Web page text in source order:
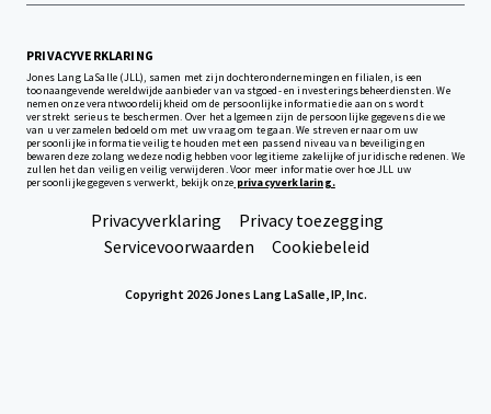
PRIVACYVERKLARING
Jones Lang LaSalle (JLL), samen met zijn dochterondernemingen en filialen, is een
toonaangevende wereldwijde aanbieder van vastgoed- en investeringsbeheerdiensten. We
nemen onze verantwoordelijkheid om de persoonlijke informatie die aan ons wordt
verstrekt serieus te beschermen. Over het algemeen zijn de persoonlijke gegevens die we
van u verzamelen bedoeld om met uw vraag om te gaan. We streven ernaar om uw
persoonlijke informatie veilig te houden met een passend niveau van beveiliging en
bewaren deze zolang we deze nodig hebben voor legitieme zakelijke of juridische redenen. We
zullen het dan veilig en veilig verwijderen. Voor meer informatie over hoe JLL uw
persoonlijke gegevens verwerkt, bekijk onze privacyverklaring.
Privacyverklaring
Privacy toezegging
Servicevoorwaarden
Cookiebeleid
Copyright 2026 Jones Lang LaSalle, IP, Inc.